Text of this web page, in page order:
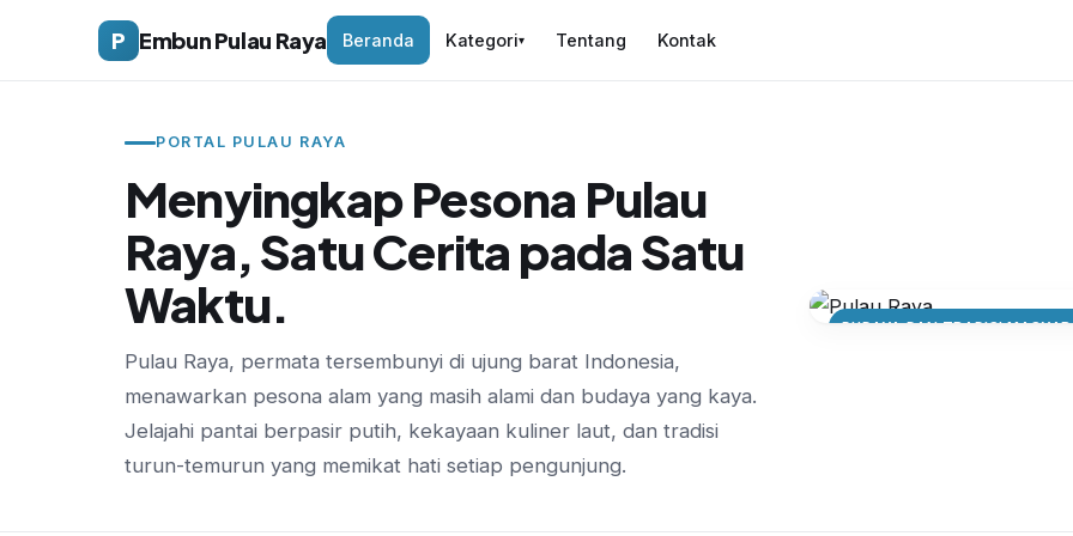
P Embun Pulau Raya Beranda Kategori▾ Tentang Kontak
PORTAL PULAU RAYA
Menyingkap Pesona Pulau
Raya, Satu Cerita pada Satu
Waktu.
Pulau Raya, permata tersembunyi di ujung barat Indonesia,
menawarkan pesona alam yang masih alami dan budaya yang kaya.
Jelajahi pantai berpasir putih, kekayaan kuliner laut, dan tradisi
turun-temurun yang memikat hati setiap pengunjung.
BUDAYA DAN TRADISI